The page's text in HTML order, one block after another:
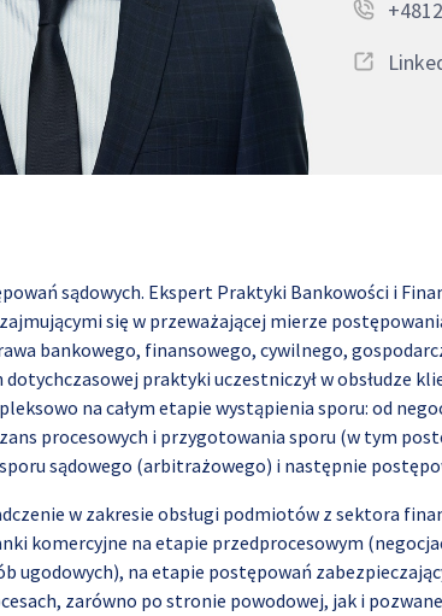
sądowych. Ekspert Praktyki Bankowości i
się w przeważającej mierze
bankowego, finansowego, cywilnego,
praktyki uczestniczył w obsłudze
na całym etapie wystąpienia sporu: od
procesowych i przygotowania sporu (w tym
sądowego (arbitrażowego) i następnie
w zakresie obsługi podmiotów z sektora
komercyjne na etapie przedprocesowym
ugodowych), na etapie postępowań
zarówno po stronie powodowej, jak i